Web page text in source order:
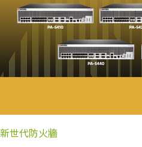
新世代防火牆